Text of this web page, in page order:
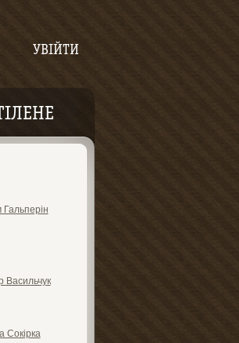
УВІЙТИ
Васильчук
Сокірка